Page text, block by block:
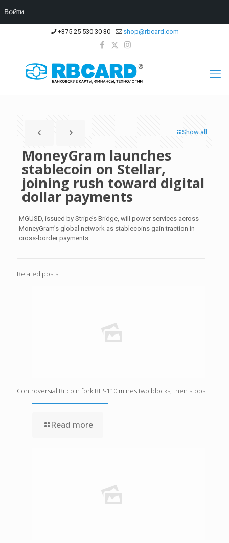
+375 25 530 30 30 shop@rbcard.com
Show all
MoneyGram launches
stablecoin on Stellar,
joining rush toward digital
dollar payments
MGUSD, issued by Stripe’s Bridge, will power services across
MoneyGram’s global network as stablecoins gain traction in
cross-border payments.
Related posts
Controversial Bitcoin fork BIP-110 mines two blocks, then stops
Read more
Войти